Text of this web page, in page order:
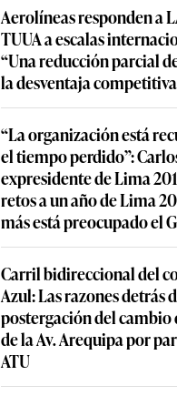
Aerolíneas responden a
TUUA a escalas
“Una reducción parcial
la desventaja
“La organización está
el tiempo perdido”:
expresidente de Lima
retos a un año de Lima
más está preocupado el
Carril bidireccional del
Azul: Las razones detrás
postergación del cambio
de la Av. Arequipa por
ATU